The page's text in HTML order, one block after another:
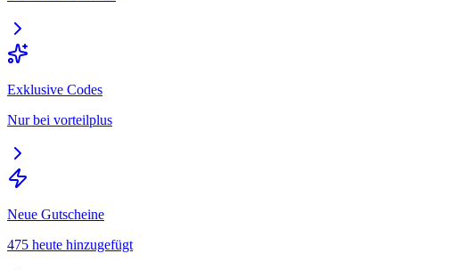
Exklusive Codes
Nur bei vorteilplus
Neue Gutscheine
475 heute hinzugefügt